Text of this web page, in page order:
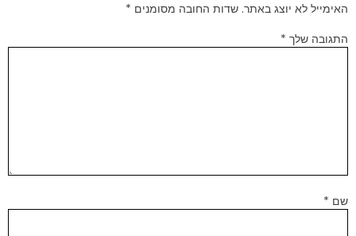
האימייל לא יוצג באתר. שדות החובה מסומנים *
התגובה שלך *
שם *